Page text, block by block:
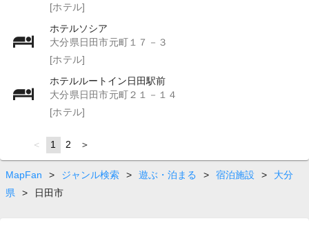
[ホテル]
ホテルソシア
大分県日田市元町１７－３
[ホテル]
ホテルルートイン日田駅前
大分県日田市元町２１－１４
[ホテル]
page
You're
on
page
1 page
2 page
MapFan > ジャンル検索 > 遊ぶ・泊まる > 宿泊施設 >
大分
県
> 日田市